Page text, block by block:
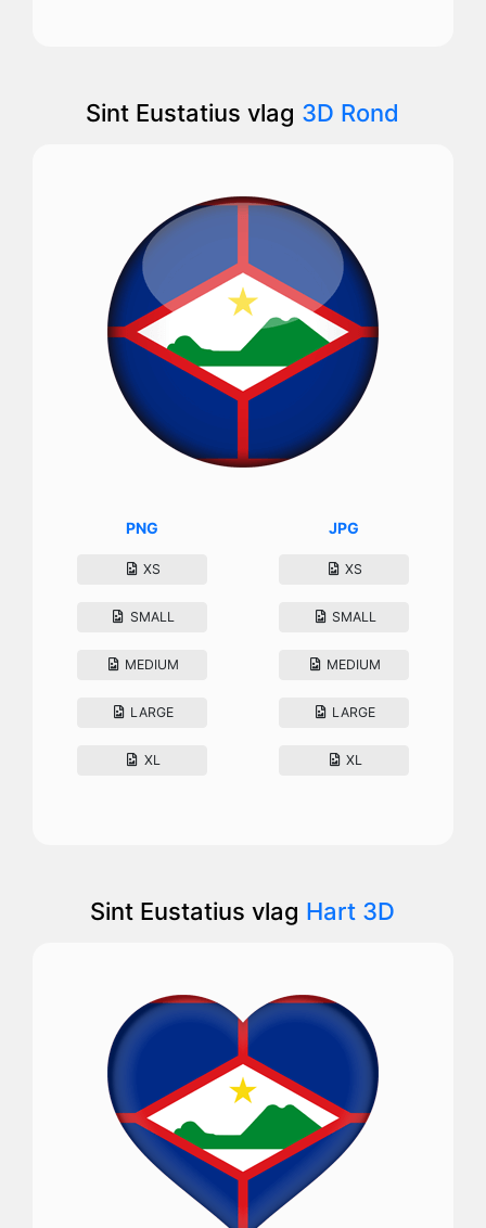
Sint Eustatius vlag 3D Rond
PNG
XS
SMALL
MEDIUM
LARGE
XL
JPG
XS
SMALL
MEDIUM
LARGE
XL
Sint Eustatius vlag Hart 3D